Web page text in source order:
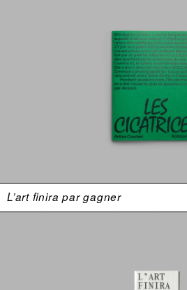
L’art finira par gagner